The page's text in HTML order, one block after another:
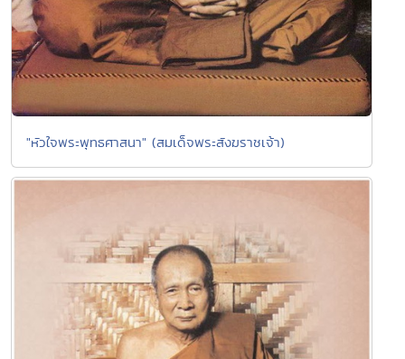
"หัวใจพระพุทธศาสนา" (สมเด็จพระสังฆราชเจ้า)